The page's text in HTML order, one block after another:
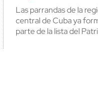
Las parrandas de la
central de Cuba ya
parte de la lista del